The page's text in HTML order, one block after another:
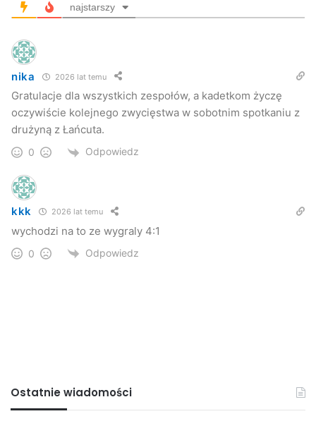
Marek Bajorek
siatkówka
najstarszy
nika 2026 lat temu
Gratulacje dla wszystkich zespołów, a kadetkom życzę
oczywiście kolejnego zwycięstwa w sobotnim spotkaniu z
drużyną z Łańcuta.
0 Odpowiedz
kkk 2026 lat temu
wychodzi na to ze wygraly 4:1
0 Odpowiedz
Ostatnie wiadomości